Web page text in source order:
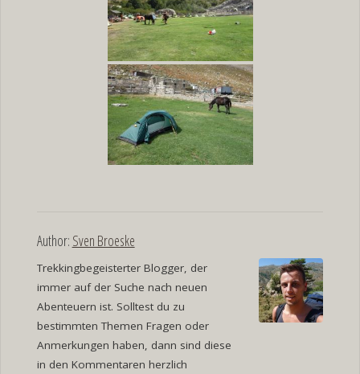
Author: Sven Broeske
Trekkingbegeisterter Blogger, der
immer auf der Suche nach neuen
Abenteuern ist. Solltest du zu
bestimmten Themen Fragen oder
Anmerkungen haben, dann sind diese
in den Kommentaren herzlich